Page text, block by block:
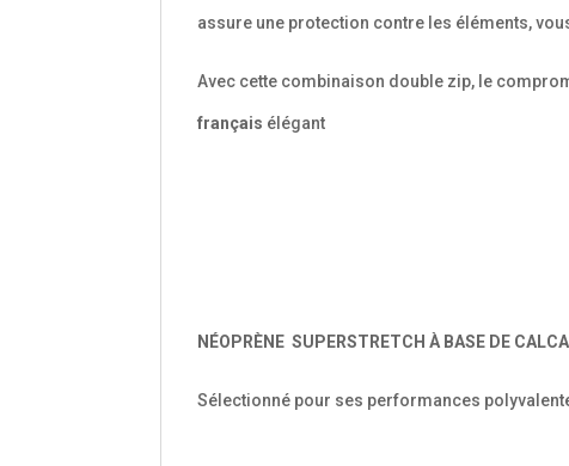
assure une protection contre les éléments,
Avec cette combinaison double zip, le
français élégant
NÉOPRÈNE SUPERSTRETCH À BASE DE
Sélectionné pour ses performances